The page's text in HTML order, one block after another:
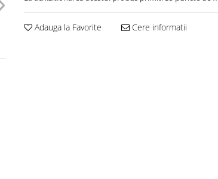
Adauga la Favorite Cere informatii